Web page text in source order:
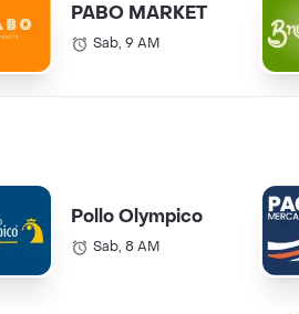
PABO MARKET
Sab, 9 AM
Pollo Olympico
Sab, 8 AM